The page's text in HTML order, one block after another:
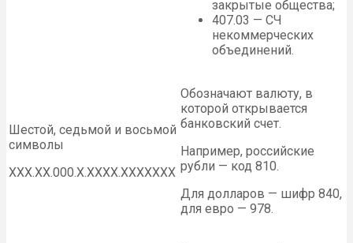
закрытые общества;
407.03 — СЧ
некоммерческих
объединений.
Шестой, седьмой и восьмой
символы
ХХХ.ХХ.000.Х.ХХХХ.ХХХХХХХ
Обозначают валюту, в
которой открывается
банковский счет.
Например, российские
рубли — код 810.
Для долларов — шифр 840,
для евро — 978.